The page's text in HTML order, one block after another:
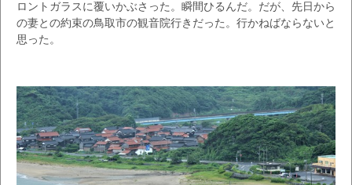
ロントガラスに覆いかぶさった。瞬間ひるんだ。だが、先日から
の妻との約束の鳥取市の観音院行きだった。行かねばならないと
思った。